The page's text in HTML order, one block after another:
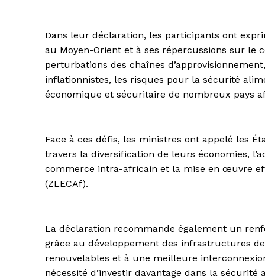
Dans leur déclaration, les participants ont
au Moyen-Orient et à ses répercussions sur
perturbations des chaînes
inflationnistes, les risques pour la sécurité
économique et sécuritaire de nombreux pays
Face à ces défis, les ministres ont appelé les
travers la diversification de leurs économies,
commerce intra-africain et la mise en œuvre
(ZLECAf).
La déclaration recommande également un
grâce au développement des infrastructures
renouvelables et à une meilleure
nécessité d’investir davantage dans la